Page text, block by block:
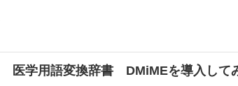
医学用語変換辞書 DMiMEを導入して